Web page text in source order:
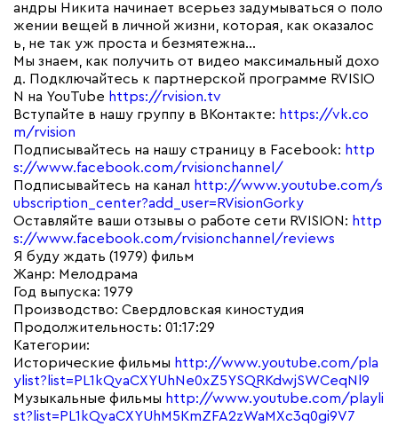
андры Никита начинает всерьез задумываться о поло
жении вещей в личной жизни, которая, как оказалос
ь, не так уж проста и безмятежна…
Мы знаем, как получить от видео максимальный дохо
д. Подключайтесь к партнерской программе RVISIO
N на YouTube https://rvision.tv
Вступайте в нашу группу в ВКонтакте: https://vk.co
m/rvision
Подписывайтесь на нашу страницу в Facebook: http
s://www.facebook.com/rvisionchannel/
Подписывайтесь на канал http://www.youtube.com/s
ubscription_center?add_user=RVisionGorky
Оставляйте ваши отзывы о работе сети RVISION: http
s://www.facebook.com/rvisionchannel/reviews
Я буду ждать (1979) фильм
Жанр: Мелодрама
Год выпуска: 1979
Производство: Свердловская киностудия
Продолжительность: 01:17:29
Категории:
Исторические фильмы http://www.youtube.com/pla
ylist?list=PL1kQvaCXYUhNe0xZ5YSQRKdwjSWCeqNl9
Музыкальные фильмы http://www.youtube.com/playli
st?list=PL1kQvaCXYUhM5KmZFA2zWaMXc3q0gi9V7